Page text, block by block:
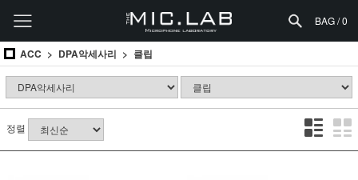
BAG /0
ACC DPA악세사리 클립
정렬